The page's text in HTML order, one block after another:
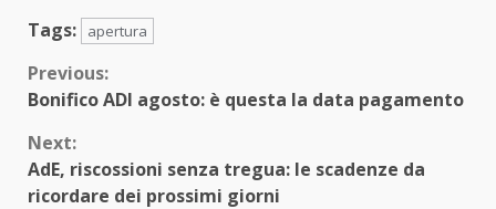
Tags:
apertura
Continue
Previous:
Bonifico ADI agosto: è questa la data pagamento
Next:
AdE, riscossioni senza tregua: le scadenze da
ricordare dei prossimi giorni